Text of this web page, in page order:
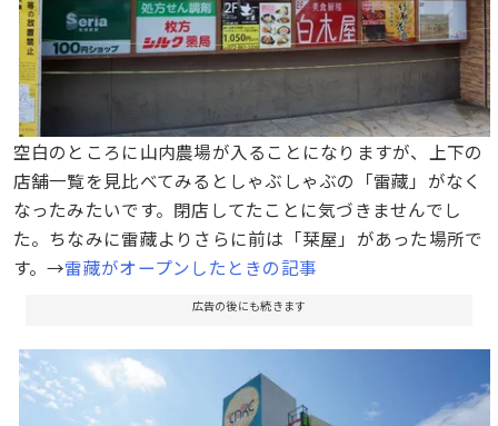
空白のところに山内農場が入ることになりますが、上下の
店舗一覧を見比べてみるとしゃぶしゃぶの「雷藏」がなく
なったみたいです。閉店してたことに気づきませんでし
た。ちなみに雷藏よりさらに前は「栞屋」があった場所で
す。→雷藏がオープンしたときの記事
広告の後にも続きます